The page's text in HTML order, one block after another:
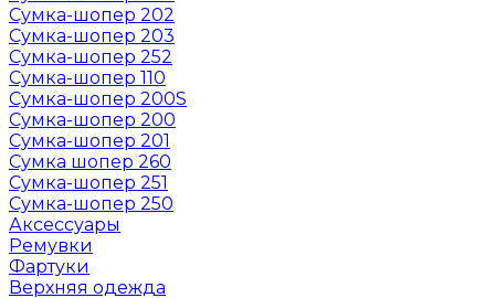
Сумка-шопер 202
Сумка-шопер 203
Сумка-шопер 252
Сумка-шопер 110
Сумка-шопер 200S
Сумка-шопер 200
Сумка-шопер 201
Сумка шопер 260
Сумка-шопер 251
Сумка-шопер 250
Аксессуары
Ремувки
Фартуки
Верхняя одежда